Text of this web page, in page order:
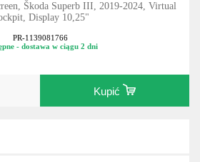
Škoda Superb III, 2019-2024, Virtual
Display 10,25"
PR-1139081766
- dostawa w ciągu 2 dni
Kupić